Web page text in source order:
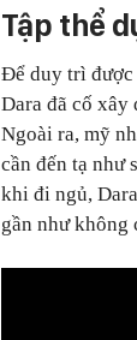
Tập thể
Để duy trì được
Dara đã cố xây
Ngoài ra, mỹ
cần đến tạ như
khi đi ngủ,
gần như không